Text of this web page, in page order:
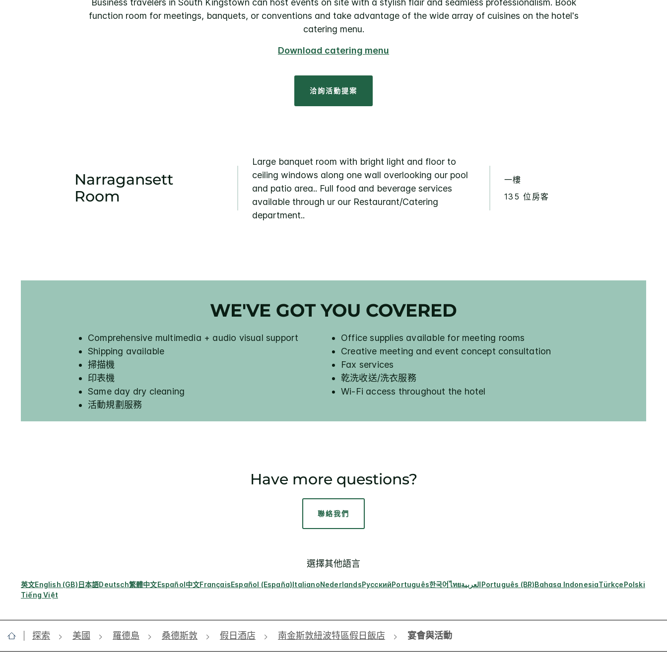
function room for meetings, banquets, or conventions and take advantage of the wide array of cuisines on the hotel's
catering menu.
Download catering menu
洽詢活動提案
Narragansett
Room
Large banquet room with bright light and floor to
ceiling windows along one wall overlooking our pool
and patio area.. Full food and beverage services
available through ur our Restaurant/Catering
department..
一樓
135 位房客
WE'VE GOT YOU COVERED
Comprehensive multimedia + audio visual support
Office supplies available for meeting rooms
Shipping available
Creative meeting and event concept consultation
掃描機
Fax services
印表機
乾洗收送/洗衣服務
Same day dry cleaning
Wi-Fi access throughout the hotel
活動規劃服務
Have more questions?
聯絡我們
選擇其他語言
英文English (GB)日本語Deutsch繁體中文Español中文FrançaisEspañol (España)ItalianoNederlandsРусскийPortuguês한국어ไทยالعربيةPortuguês (BR)Bahasa IndonesiaTürkçePolski
Tiếng Việt
探索 美國 羅德島 桑德斯敦 假日酒店 南金斯敦紐波特區假日飯店 宴會與活動